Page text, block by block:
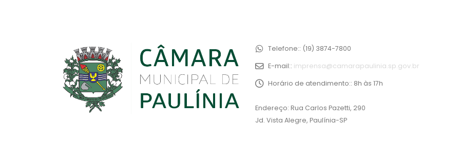
Telefone:: (19) 3874-7800
E-mail:: imprensa@camarapaulinia.sp.gov.br
Horário de atendimento:: 8h às 17h
Endereço: Rua Carlos Pazetti, 290
Jd. Vista Alegre, Paulínia-SP